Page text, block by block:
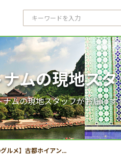
ムの現地ス
ナムの現地スタッフがお届けす
で楽しむ美食のひととき｜予約できる人気レストラン3選